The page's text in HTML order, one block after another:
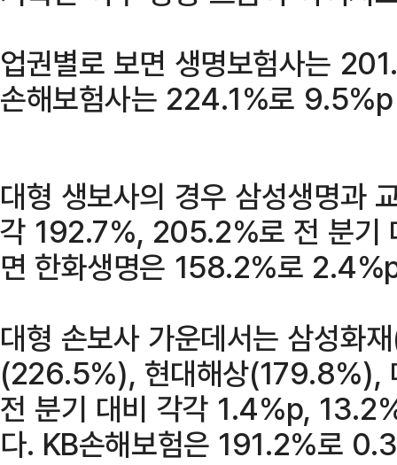
업권별로 보면 생명보험사는
손해보험사는 224.1%로
대형 생보사의 경우 삼성생명과
각 192.7%, 205.2%로 전 분기
면 한화생명은 158.2%로
대형 손보사 가운데서는 삼성화
(226.5%), 현대해상(179.8%),
전 분기 대비 각각 1.4%p,
다. KB손해보험은 191.2%로